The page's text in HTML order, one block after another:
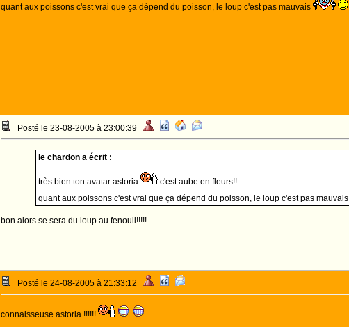
quant aux poissons c'est vrai que ça dépend du poisson, le loup c'est pas mauvais
Posté le 23-08-2005 à 23:00:39
le chardon a écrit :
très bien ton avatar astoria
c'est aube en fleurs!!
quant aux poissons c'est vrai que ça dépend du poisson, le loup c'est pas mauvais
bon alors se sera du loup au fenouil!!!!!
Posté le 24-08-2005 à 21:33:12
connaisseuse astoria !!!!!!